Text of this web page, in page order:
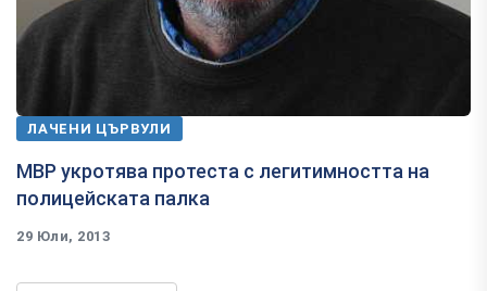
ЛАЧЕНИ ЦЪРВУЛИ
МВР укротява протеста с легитимността на
полицейската палка
29 Юли, 2013